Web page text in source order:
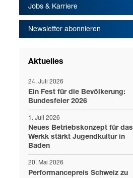
Jobs & Karriere
Newsletter abonnieren
Aktuelles
24. Juli 2026
Ein Fest für die Bevölkerung:
Bundesfeier 2026
1. Juli 2026
Neues Betriebskonzept für das
Werkk stärkt Jugendkultur in
Baden
20. Mai 2026
Performancepreis Schweiz zu